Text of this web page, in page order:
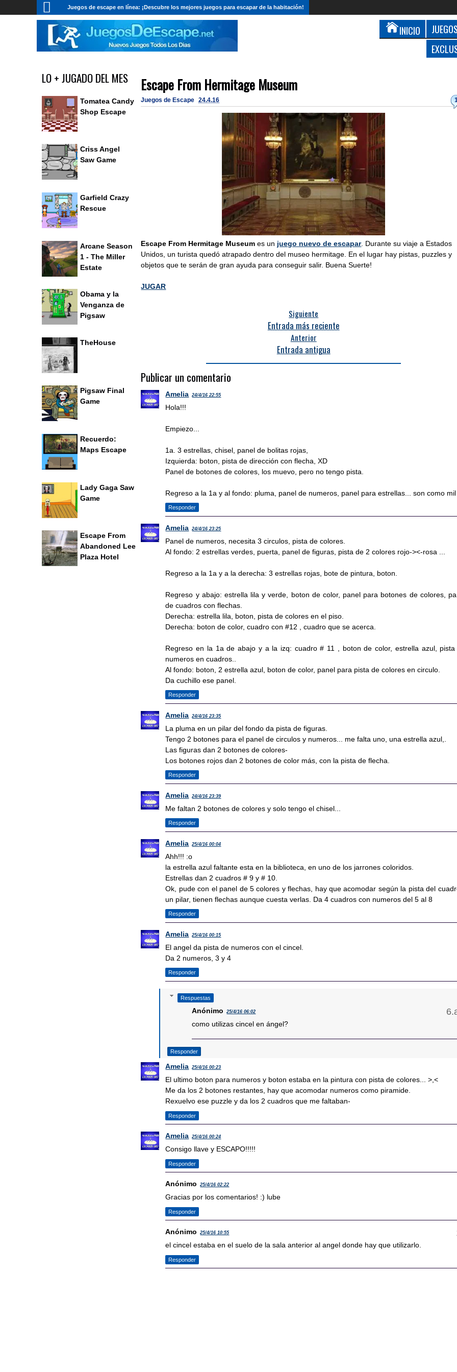
Juegos de escape en línea: ¡Descubre los mejores juegos para escapar de la habitación!
INICIO
Escape From Hermitage Museum
Juegos de Escape 24.4.16
Escape From Hermitage Museum es un juego nuevo de escapar. Durante su viaje a Estados
Unidos, un turista quedó atrapado dentro del museo hermitage. En el lugar hay pistas, puzzles y
objetos que te serán de gran ayuda para conseguir salir. Buena Suerte!
JUGAR
Siguiente
Entrada más reciente
Anterior
Entrada antigua
Publicar un comentario
Amelia 24/4/16 22:55
Hola!!!
Empiezo...
1a. 3 estrellas, chisel, panel de bolitas rojas,
Izquierda: boton, pista de dirección con flecha, XD
Panel de botones de colores, los muevo, pero no tengo pista.
Regreso a la 1a y al fondo: pluma, panel de numeros, panel para estrellas... son como
Responder
Amelia 24/4/16 23:25
Panel de numeros, necesita 3 circulos, pista de colores.
Al fondo: 2 estrellas verdes, puerta, panel de figuras, pista de 2 colores rojo-><-rosa ...
Regreso a la 1a y a la derecha: 3 estrellas rojas, bote de pintura, boton.
Regreso y abajo: estrella lila y verde, boton de color, panel para botones de colores,
de cuadros con flechas.
Derecha: estrella lila, boton, pista de colores en el piso.
Derecha: boton de color, cuadro con #12 , cuadro que se acerca.
Regreso en la 1a de abajo y a la izq: cuadro # 11 , boton de color, estrella azul, pista
numeros en cuadros..
Al fondo: boton, 2 estrella azul, boton de color, panel para pista de colores en circulo.
Da cuchillo ese panel.
Responder
Amelia 24/4/16 23:35
La pluma en un pilar del fondo da pista de figuras.
Tengo 2 botones para el panel de circulos y numeros... me falta uno, una estrella azul,.
Las figuras dan 2 botones de colores-
Los botones rojos dan 2 botones de color más, con la pista de flecha.
Responder
Amelia 24/4/16 23:39
Me faltan 2 botones de colores y solo tengo el chisel...
Responder
Amelia 25/4/16 00:04
Ahh!!! :o
la estrella azul faltante esta en la biblioteca, en uno de los jarrones coloridos.
Estrellas dan 2 cuadros # 9 y # 10.
Ok, pude con el panel de 5 colores y flechas, hay que acomodar según la pista del
un pilar, tienen flechas aunque cuesta verlas. Da 4 cuadros con numeros del 5 al 8
Responder
Amelia 25/4/16 00:15
El angel da pista de numeros con el cincel.
Da 2 numeros, 3 y 4
Responder
Respuestas
Anónimo 25/4/16 06:02
como utilizas cincel en ángel?
Responder
Amelia 25/4/16 00:23
El ultimo boton para numeros y boton estaba en la pintura con pista de colores... >,<
Me da los 2 botones restantes, hay que acomodar numeros como piramide.
Rexuelvo ese puzzle y da los 2 cuadros que me faltaban-
Responder
Amelia 25/4/16 00:24
Consigo llave y ESCAPO!!!!!
Responder
Anónimo 25/4/16 02:22
Gracias por los comentarios! :) lube
Responder
Anónimo 25/4/16 10:55
el cincel estaba en el suelo de la sala anterior al angel donde hay que utilizarlo.
Responder
LO + JUGADO DEL MES
Tomatea Candy
Shop Escape
Criss Angel
Saw Game
Garfield Crazy
Rescue
Arcane Season
1 - The Miller
Estate
Obama y la
Venganza de
Pigsaw
TheHouse
Pigsaw Final
Game
Recuerdo:
Maps Escape
Lady Gaga Saw
Game
Escape From
Abandoned Lee
Plaza Hotel